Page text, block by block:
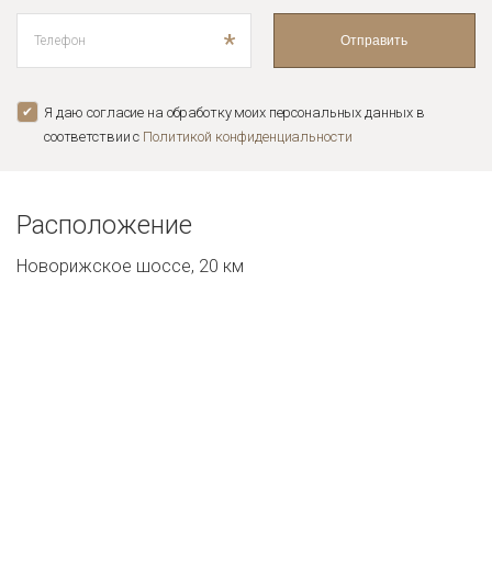
* Отправить
Я даю согласие на обработку моих персональных данных в
соответствии с Политикой конфиденциальноcти
Расположение
Новорижское шоссе, 20 км